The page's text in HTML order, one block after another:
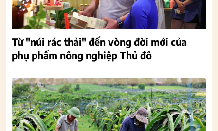
Từ "núi rác thải" đến vòng đời mới của
phụ phẩm nông nghiệp Thủ đô